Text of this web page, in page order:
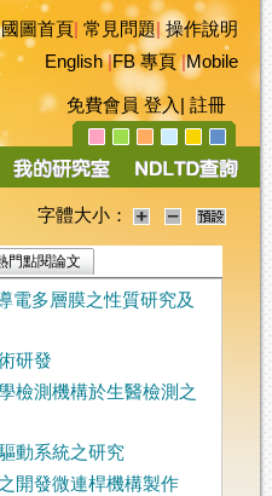
國圖首頁 常見問題|操作說明
English|FB 專頁|Mobile
免費會員 登入 註冊
字體大小：
門點閱論文
電多層膜之性質研究及
研發
檢測機構於生醫檢測之
動系統之研究
開發微連桿機構製作